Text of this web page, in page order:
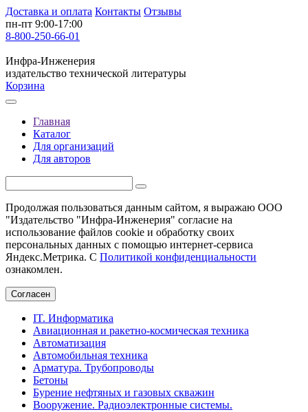
Доставка и оплата Контакты Отзывы
пн-пт 9:00-17:00
8-800-250-66-01
Инфра-Инженерия
издательство технической литературы
Корзина
Главная
Каталог
Для организаций
Для авторов
Продолжая пользоваться данным сайтом, я выражаю ООО
"Издательство "Инфра-Инженерия" согласие на
использование файлов cookie и обработку своих
персональных данных с помощью интернет-сервиса
Яндекс.Метрика. С Политикой конфиденциальности
ознакомлен.
Согласен
IT. Информатика
Авиационная и ракетно-космическая техника
Автоматизация
Автомобильная техника
Арматура. Трубопроводы
Бетоны
Бурение нефтяных и газовых скважин
Вооружение. Радиоэлектронные системы.